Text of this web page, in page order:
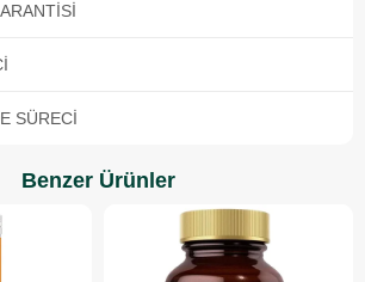
SÜRECI
Benzer Ürünler